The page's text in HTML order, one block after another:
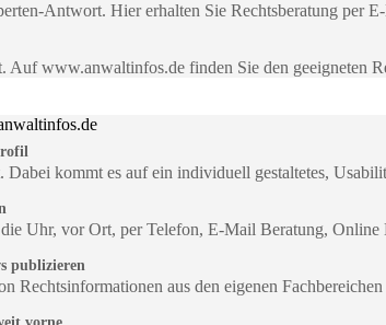
Antwort. Hier erhalten Sie Rechtsberatung per
Auf www.anwaltinfos.de finden Sie den geeigneten
Dabei kommt es auf ein individuell gestaltetes,
Uhr, vor Ort, per Telefon, E-Mail Beratung,
publizieren
Rechtsinformationen aus den eigenen